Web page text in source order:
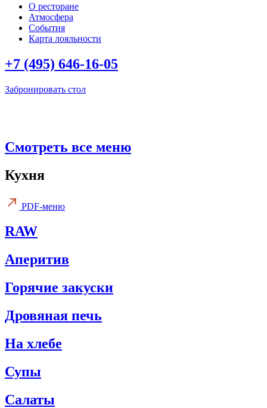
О ресторане
Атмосфера
События
Карта лояльности
+7 (495) 646-16-05
Забронировать стол
Смотреть все меню
Кухня
PDF-меню
RAW
Аперитив
Горячие закуски
Дровяная печь
На хлебе
Супы
Салаты